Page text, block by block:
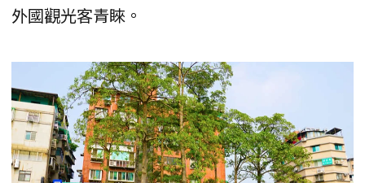
外國觀光客青睞。